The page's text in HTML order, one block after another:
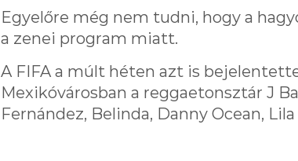
Egyelőre még nem tudni, hogy a
a zenei program miatt.
A FIFA a múlt héten azt is
Mexikóvárosban a reggaetonsztár J
Fernández, Belinda, Danny Ocean,